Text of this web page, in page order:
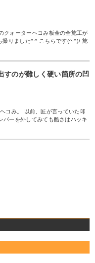
クォーターヘコみ板金の全施工が
撮りました^ ^ こちらです(^-^)/ 施
すのが難しく硬い箇所の凹
コみ。 以前、匠が言っていた叩
パーを外してみても酷さはハッキ